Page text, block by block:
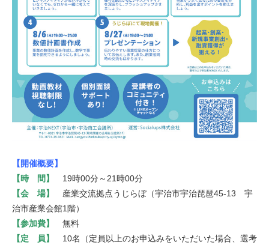
【開催概要】
【時 間】
19時00分～21時00分
【会 場】
産業交流拠点うじらぼ（宇治市宇治琵琶45-13 宇
治市産業会館1階）
【参加費】
無料
【定 員】
10名（定員以上のお申込みをいただいた場合、選考